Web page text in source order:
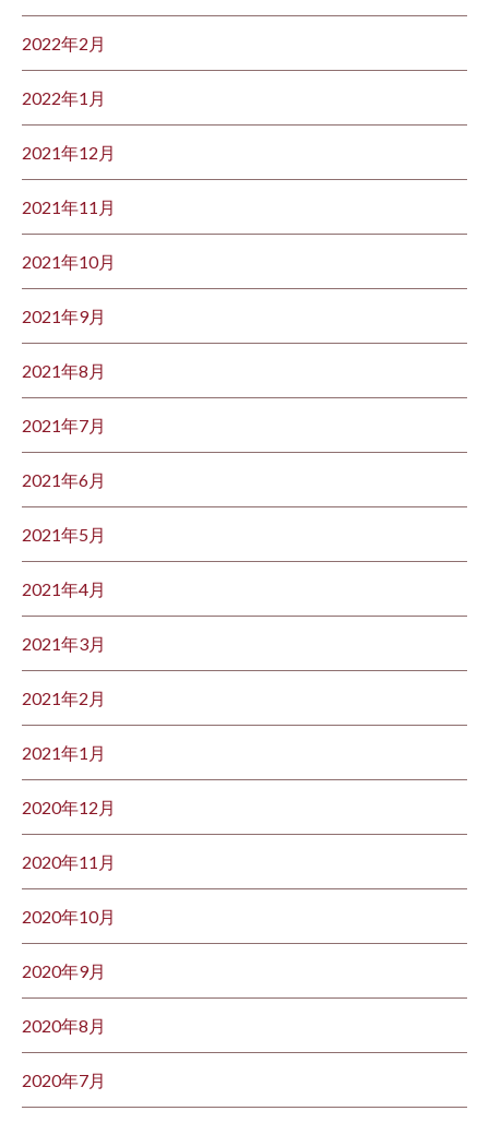
2022年2月
2022年1月
2021年12月
2021年11月
2021年10月
2021年9月
2021年8月
2021年7月
2021年6月
2021年5月
2021年4月
2021年3月
2021年2月
2021年1月
2020年12月
2020年11月
2020年10月
2020年9月
2020年8月
2020年7月